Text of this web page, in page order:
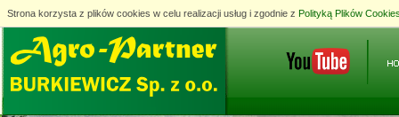
Strona korzysta z plików cookies w celu realizacji usług i zgodnie z Polityką Plików
Strona korzysta z plików cookies w celu realizacji usług i zgodnie z Polityką Plików